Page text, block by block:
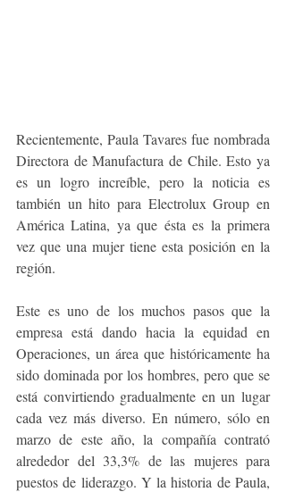
Recientemente, Paula Tavares fue nombrada
Directora de Manufactura de Chile. Esto ya
es un logro increíble, pero la noticia es
también un hito para Electrolux Group en
América Latina, ya que ésta es la primera
vez que una mujer tiene esta posición en la
región.
Este es uno de los muchos pasos que la
empresa está dando hacia la equidad en
Operaciones, un área que históricamente ha
sido dominada por los hombres, pero que se
está convirtiendo gradualmente en un lugar
cada vez más diverso. En número, sólo en
marzo de este año, la compañía contrató
alrededor del 33,3% de las mujeres para
puestos de liderazgo. Y la historia de Paula,